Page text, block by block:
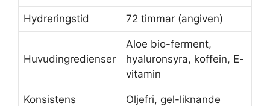
Hydreringstid 72 timmar (angiven)
Huvudingredienser
Aloe bio-ferment,
hyaluronsyra, koffein, E-
vitamin
Konsistens Oljefri, gel-liknande